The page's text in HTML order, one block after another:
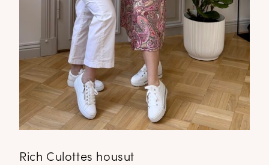
Rich Culottes housut